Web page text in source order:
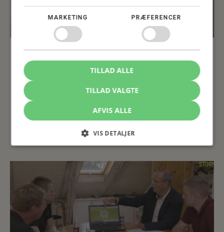
sikkert at have STORM i ryggen
Jeg hviler i den aftale, der er blevet lavet. Det ville
jeg ikke gøre, hvis jeg ikke havde haft STORM med.
Rie Schimmell
MARKETING PRÆFERENCER
TILLAD VALGTE
TILLAD ALLE
AFVIS ALLE
VIS DETALJER